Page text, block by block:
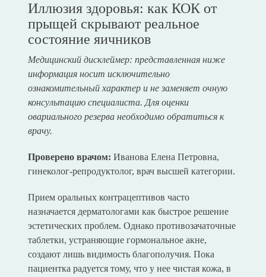
Иллюзия здоровья: как КОК от
прыщей скрывают реальное
состояние яичников
Медицинский дисклеймер: представленная ниже
информация носит исключительно
ознакомительный характер и не заменяет очную
консультацию специалиста. Для оценки
овариального резерва необходимо обратиться к
врачу.
Проверено врачом: Иванова Елена Петровна,
гинеколог-репродуктолог, врач высшей категории.
Прием оральных контрацептивов часто
назначается дерматологами как быстрое решение
эстетических проблем. Однако противозачаточные
таблетки, устраняющие гормональное акне,
создают лишь видимость благополучия. Пока
пациентка радуется тому, что у нее чистая кожа, в